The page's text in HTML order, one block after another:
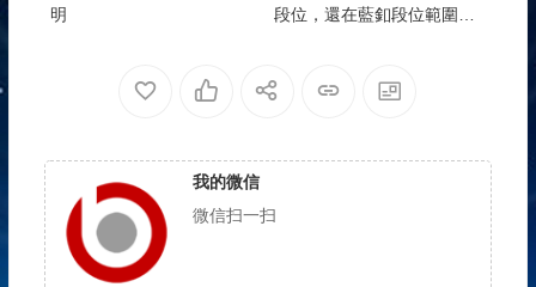
明
段位，還在藍釦段位範圍內
我的微信
微信扫一扫